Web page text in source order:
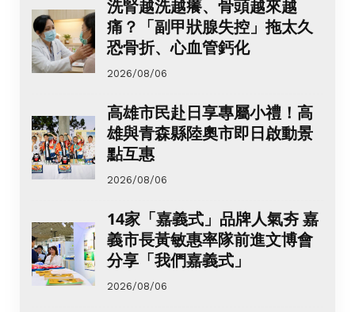
洗腎越洗越癢、骨頭越來越
痛？「副甲狀腺失控」拖太久
恐骨折、心血管鈣化
2026/08/06
高雄市民赴日享專屬小禮！高
雄與青森縣陸奧市即日啟動景
點互惠
2026/08/06
14家「嘉義式」品牌人氣夯 嘉
義市長黃敏惠率隊前進文博會
分享「我們嘉義式」
2026/08/06